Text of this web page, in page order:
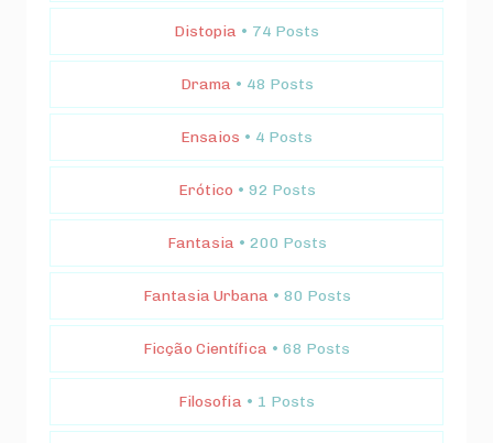
Distopia • 74 Posts
Drama • 48 Posts
Ensaios • 4 Posts
Erótico • 92 Posts
Fantasia • 200 Posts
Fantasia Urbana • 80 Posts
Ficção Científica • 68 Posts
Filosofia • 1 Posts